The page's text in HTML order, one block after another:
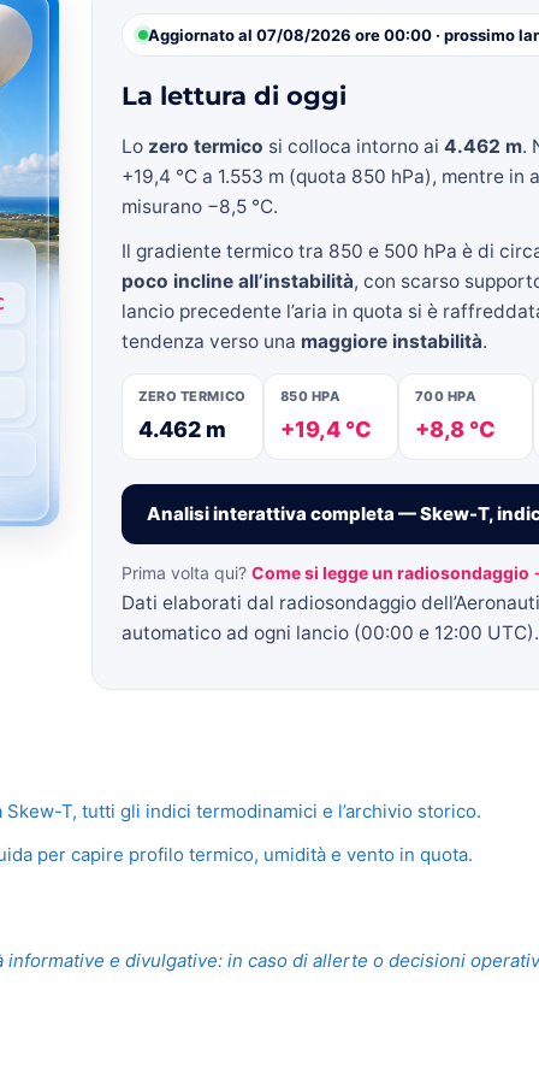
»
Weather
Sicily.it
Aggiornato al 07/08/2026 ore 00:00 · prossimo
La lettura di oggi
Lo zero termico si colloca intorno ai 4.462 m.
+19,4 °C a 1.553 m (quota 850 hPa), mentre
misurano −8,5 °C.
Il gradiente termico tra 850 e 500 hPa è di
poco incline all’instabilità, con scarso
lancio precedente l’aria in quota si è
tendenza verso una maggiore instabilità.
ZERO TERMICO
4.462 m
850 HPA
+19,4 °C
700 HPA
+8,8 °C
Analisi interattiva completa — Skew-T,
Prima volta qui? Come si legge un radiosondaggio
Dati elaborati dal radiosondaggio
automatico ad ogni lancio (00:00 e 12:00 UTC).
T, tutti gli indici termodinamici e l’archivio storico.
per capire profilo termico, umidità e vento in quota.
informative e divulgative: in caso di allerte o decisioni